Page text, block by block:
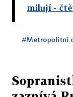
milují -
#Metropolitní